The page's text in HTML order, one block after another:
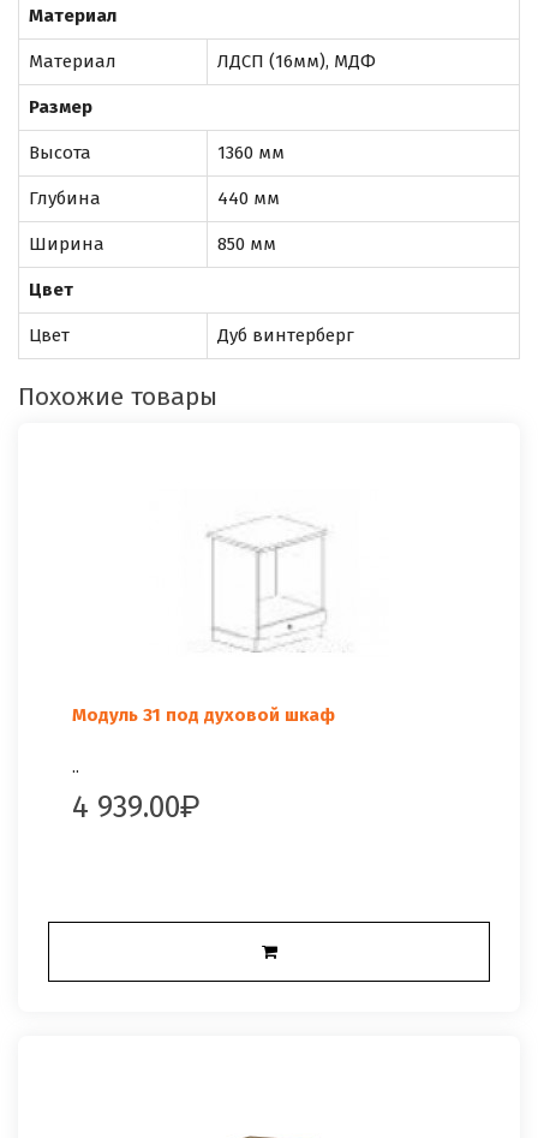
Материал
Материал ЛДСП (16мм), МДФ
Размер
Высота 1360 мм
Глубина 440 мм
Ширина 850 мм
Цвет
Цвет Дуб винтерберг
Похожие товары
Модуль 31 под духовой шкаф
..
4 939.00